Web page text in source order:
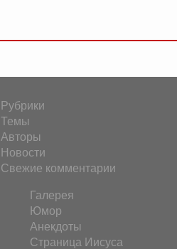
Рубрики
Темы
Авторы
Новости
Свежие комментарии
Галерея
Юмор
Анекдоты
Страница Иисуса